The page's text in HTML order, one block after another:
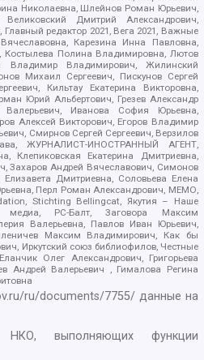
Николаевна, Шлейнов Роман Юрьевич,
Дмитрий Александрович,
редактор 2021, Вега 2021, Важные
Карезина Инна Павловна,
Костылева Полина Владимировна, Лютов
Владимир Владимирович, Жилинский
Михаил Сергеевич, Пискунов Сергей
Кильтау Екатерина Викторовна,
Юрий Альбертович, Грезев Александр
Валерьевич, Иванова София Юрьевна,
Алексей Викторович, Егоров Владимир
Смирнов Сергей Сергеевич, Верзилов
ЖУРНАЛИСТ-ИНОСТРАННЫЙ АГЕНТ,
Клепиковская Екатерина Дмитриевна,
Захаров Андрей Вячеславович, Симонов
Елизавета Дмитриевна, Соловьева Елена
Перл Роман Александрович, МЕМО,
Stichting Bellingcat, Якутия – Наше
РС-Балт, Заговора Максим
Валерьевна, Павлов Иван Юрьевич,
Максим Владимирович, Как бы
Иркутский союз библиофилов, Честные
Олег Александрович, Григорьева
Андрей Валерьевич , Гималова Регина
ru/documents/7755/ данные на
выполняющих функции